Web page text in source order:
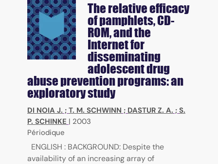
The relative efficacy
of pamphlets, CD-
ROM, and the
Internet for
disseminating
adolescent drug
abuse prevention programs: an
exploratory study
DI NOIA J. ; T. M. SCHWINN ; DASTUR Z. A. ; S.
P. SCHINKE | 2003
Périodique
ENGLISH : BACKGROUND: Despite the
availability of an increasing array of